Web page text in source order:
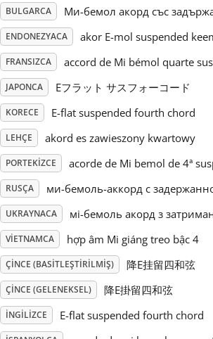
Português
Русский
Svenska
Tiếng Việt
Türkçe
Українська
简体中文
繁體中文
BULGARCA Ми-бемол акорд със
ENDONEZYACA akor E-mol suspended
FRANSIZCA accord de Mi bémol quarte
JAPONCA Eフラット サスフォーコード
KORECE E-flat suspended fourth chord
LEHÇE akord es zawieszony kwartowy
PORTEKIZCE acorde de Mi bemol de 4ª
RUSÇA ми-бемоль-аккорд с
UKRAYNACA мі-бемоль акорд з
VIETNAMCA hợp âm Mi giáng treo bậc 4
ÇINCE (BASITLEŞTIRILMIŞ) 降E挂留四和弦
ÇINCE (GELENEKSEL) 降E掛留四和弦
İNGILIZCE E-flat suspended fourth chord